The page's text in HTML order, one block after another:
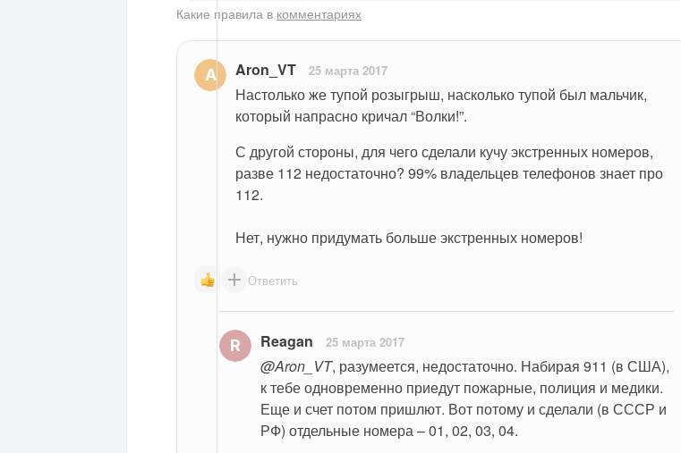
Какие правила в комментариях
Aron_VT 25 марта 2017
Настолько же тупой розыгрыш, насколько тупой был мальчик,
который напрасно кричал “Волки!”.
С другой стороны, для чего сделали кучу экстренных номеров,
разве 112 недостаточно? 99% владельцев телефонов знает про
112.
Нет, нужно придумать больше экстренных номеров!
Ответить
Reagan 25 марта 2017
@Aron_VT, разумеется, недостаточно. Набирая 911 (в США),
к тебе одновременно приедут пожарные, полиция и медики.
Еще и счет потом пришлют. Вот потому и сделали (в СССР и
РФ) отдельные номера – 01, 02, 03, 04.